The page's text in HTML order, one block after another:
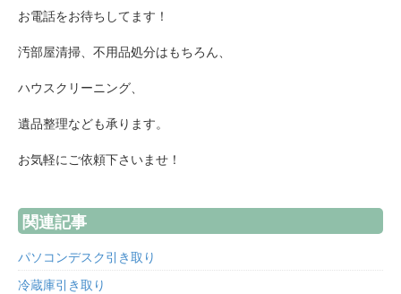
お電話をお待ちしてます！
汚部屋清掃、不用品処分はもちろん、
ハウスクリーニング、
遺品整理なども承ります。
お気軽にご依頼下さいませ！
関連記事
パソコンデスク引き取り
冷蔵庫引き取り